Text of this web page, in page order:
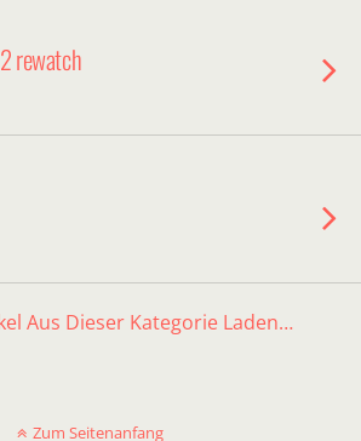
rewatch
Aus Dieser Kategorie Laden…
Zum Seitenanfang